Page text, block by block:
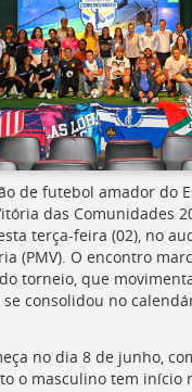
de futebol amador do
das Comunidades
terça-feira (02), no
(PMV). O encontro
torneio, que
consolidou no
no dia 8 de junho,
o masculino tem início